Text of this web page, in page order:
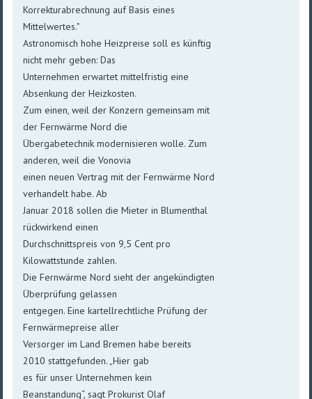
Korrekturabrechnung auf Basis eines
Mittelwertes."
Astronomisch hohe Heizpreise soll es künftig
nicht mehr geben: Das
Unternehmen erwartet mittelfristig eine
Absenkung der Heizkosten.
Zum einen, weil der Konzern gemeinsam mit
der Fernwärme Nord die
Übergabetechnik modernisieren wolle. Zum
anderen, weil die Vonovia
einen neuen Vertrag mit der Fernwärme Nord
verhandelt habe. Ab
Januar 2018 sollen die Mieter in Blumenthal
rückwirkend einen
Durchschnittspreis von 9,5 Cent pro
Kilowattstunde zahlen.
Die Fernwärme Nord sieht der angekündigten
Überprüfung gelassen
entgegen. Eine kartellrechtliche Prüfung der
Fernwärmepreise aller
Versorger im Land Bremen habe bereits
2010 stattgefunden. „Hier gab
es für unser Unternehmen kein
Beanstandung“, sagt Prokurist Olaf